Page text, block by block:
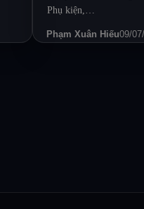
Phụ kiện,…
Phạm Xuân Hiếu09/